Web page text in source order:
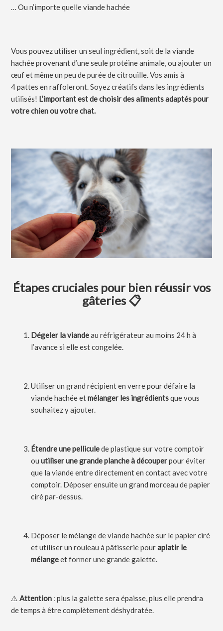
… Ou n’importe quelle viande hachée
Vous pouvez utiliser un seul ingrédient, soit de la viande
hachée provenant d’une seule protéine animale, ou ajouter un
œuf et même un peu de purée de citrouille. Vos amis à
4 pattes en raffoleront. Soyez créatifs dans les ingrédients
utilisés! L’important est de choisir des aliments adaptés pour
votre chien ou votre chat.
Étapes cruciales pour bien réussir vos
gâteries 📋
Dégeler la viandeau réfrigérateur au moins 24 h à
l’avance si elle est congelée.
Utiliser un grand récipient en verre pour défaire la
viande hachée etmélanger les ingrédientsque vous
souhaitez y ajouter.
Étendre une pelliculede plastique sur votre comptoir
ouutiliser une grande planche à découperpour éviter
que la viande entre directement en contact avec votre
comptoir. Déposer ensuite un grand morceau de papier
ciré par-dessus.
Déposer le mélange de viande hachée sur le papier ciré
et utiliser un rouleau à pâtisserie pouraplatir le
mélangeet former une grande galette.
⚠️Attention : plus la galette sera épaisse, plus elle prendra
de temps à être complètement déshydratée.